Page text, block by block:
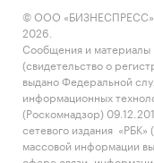
опережающей
динамикой) в
текущей
региона с
• Насколько
потенциал роста,
регионами со
© ООО
2026.
Сообщения и материалы
(свидетельство о
выдано Федеральной
информационных
(Роскомнадзор)
сетевого издания «РБК»
массовой информации